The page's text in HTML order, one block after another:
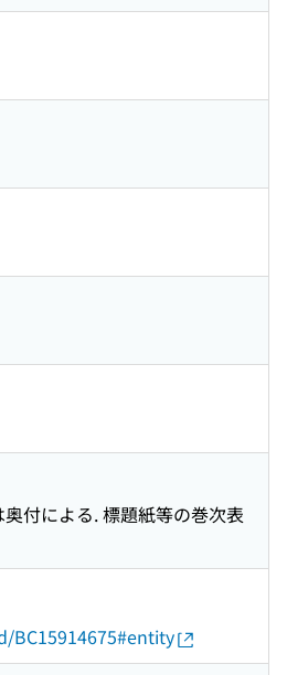
奥付による. 標題紙等の巻次表
BC15914675#entity